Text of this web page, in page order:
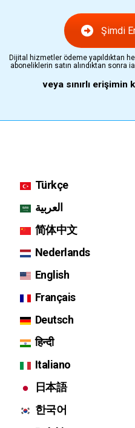
Şimdi
Dijital hizmetler ödeme yapıldıktan
aboneliklerin satın alındıktan sonra
veya sınırlı erişimin
Türkçe
العربية
简体中文
Nederlands
English
Français
Deutsch
हिन्दी
Italiano
日本語
한국어